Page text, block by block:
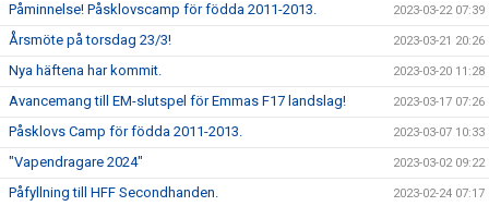
Påminnelse! Påsklovscamp för födda 2011-2013. 2023-03-22 07:39
Årsmöte på torsdag 23/3! 2023-03-21 20:26
Nya häftena har kommit. 2023-03-20 11:28
Avancemang till EM-slutspel för Emmas F17 landslag! 2023-03-17 07:26
Påsklovs Camp för födda 2011-2013. 2023-03-07 10:33
"Vapendragare 2024" 2023-03-02 09:22
Påfyllning till HFF Secondhanden. 2023-02-24 07:17